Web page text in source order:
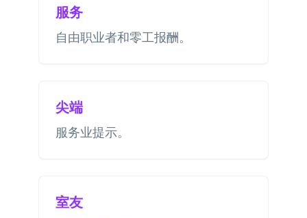
服务
自由职业者和零工报酬。
尖端
服务业提示。
室友